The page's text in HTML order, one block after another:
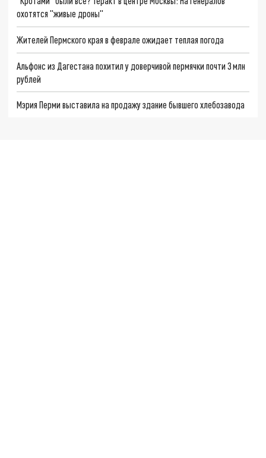
охотятся "живые дроны"
Жителей Пермского края в феврале ожидает теплая погода
Альфонс из Дагестана похитил у доверчивой пермячки почти 3 млн
рублей
Мэрия Перми выставила на продажу здание бывшего хлебозавода